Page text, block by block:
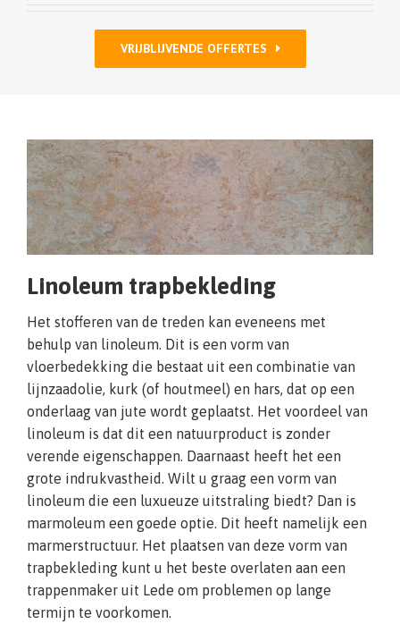
VRIJBLIJVENDE OFFERTES
Linoleum trapbekleding
Het stofferen van de treden kan eveneens met
behulp van linoleum. Dit is een vorm van
vloerbedekking die bestaat uit een combinatie van
lijnzaadolie, kurk (of houtmeel) en hars, dat op een
onderlaag van jute wordt geplaatst. Het voordeel van
linoleum is dat dit een natuurproduct is zonder
verende eigenschappen. Daarnaast heeft het een
grote indrukvastheid. Wilt u graag een vorm van
linoleum die een luxueuze uitstraling biedt? Dan is
marmoleum een goede optie. Dit heeft namelijk een
marmerstructuur. Het plaatsen van deze vorm van
trapbekleding kunt u het beste overlaten aan een
trappenmaker uit Lede om problemen op lange
termijn te voorkomen.